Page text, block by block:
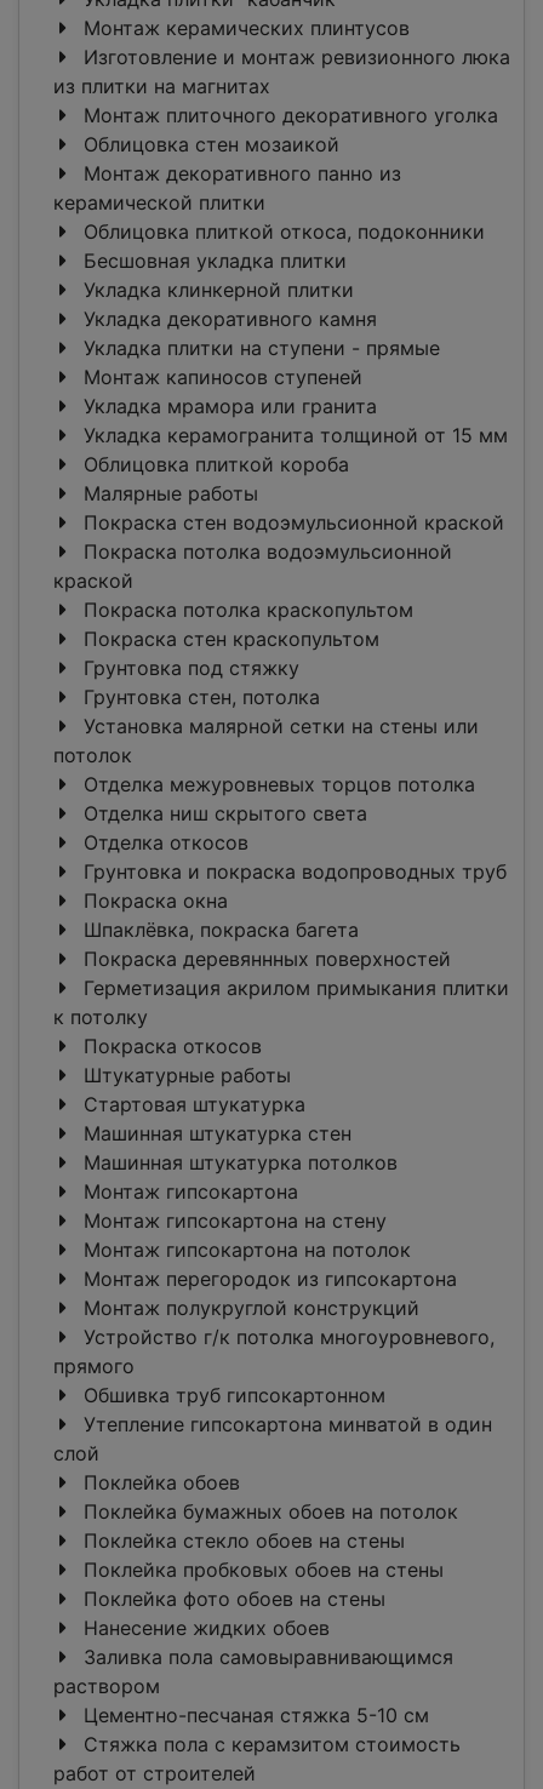
Монтаж керамических плинтусов
Изготовление и монтаж ревизионного люка
из плитки на магнитах
Монтаж плиточного декоративного уголка
Облицовка стен мозаикой
Монтаж декоративного панно из
керамической плитки
Облицовка плиткой откоса, подоконники
Бесшовная укладка плитки
Укладка клинкерной плитки
Укладка декоративного камня
Укладка плитки на ступени - прямые
Монтаж капиносов ступеней
Укладка мрамора или гранита
Укладка керамогранита толщиной от 15 мм
Облицовка плиткой короба
Малярные работы
Покраска стен водоэмульсионной краской
Покраска потолка водоэмульсионной
краской
Покраска потолка краскопультом
Покраска стен краскопультом
Грунтовка под стяжку
Грунтовка стен, потолка
Установка малярной сетки на стены или
потолок
Отделка межуровневых торцов потолка
Отделка ниш скрытого света
Отделка откосов
Грунтовка и покраска водопроводных труб
Покраска окна
Шпаклёвка, покраска багета
Покраска деревяннных поверхностей
Герметизация акрилом примыкания плитки
к потолку
Покраска откосов
Штукатурные работы
Стартовая штукатурка
Машинная штукатурка стен
Машинная штукатурка потолков
Монтаж гипсокартона
Монтаж гипсокартона на стену
Монтаж гипсокартона на потолок
Монтаж перегородок из гипсокартона
Монтаж полукруглой конструкций
Устройство г/к потолка многоуровневого,
прямого
Обшивка труб гипсокартонном
Утепление гипсокартона минватой в один
слой
Поклейка обоев
Поклейка бумажных обоев на потолок
Поклейка стекло обоев на стены
Поклейка пробковых обоев на стены
Поклейка фото обоев на стены
Нанесение жидких обоев
Заливка пола самовыравнивающимся
раствором
Цементно-песчаная стяжка 5-10 см
Стяжка пола с керамзитом стоимость
работ от строителей